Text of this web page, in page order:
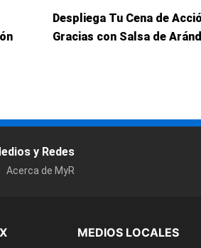
Despliega Tu Cena de
Gracias con Salsa de
y Redes
Acerca de MyR
MEDIOS LOCALES